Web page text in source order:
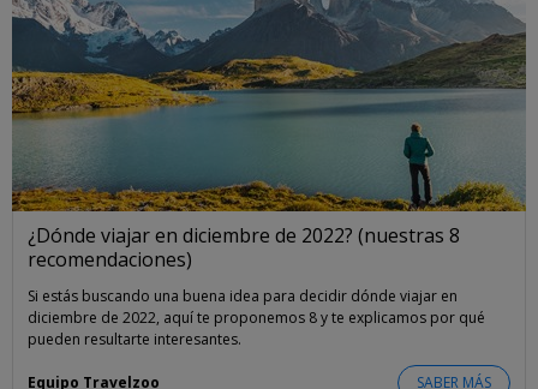
¿Dónde viajar en diciembre de 2022? (nuestras 8
recomendaciones)
Si estás buscando una buena idea para decidir dónde viajar en
diciembre de 2022, aquí te proponemos 8 y te explicamos por qué
pueden resultarte interesantes.
SABER MÁS
Equipo Travelzoo